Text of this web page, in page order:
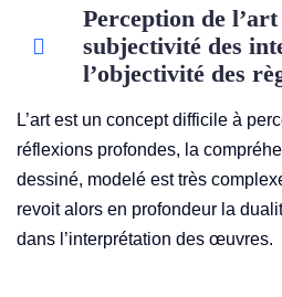
Perception de
subjectivité des
l’objectivité des
L’art est un concept difficile à
réflexions profondes, la
dessiné, modelé est très
revoit alors en profondeur la
dans l’interprétation des œuvres.